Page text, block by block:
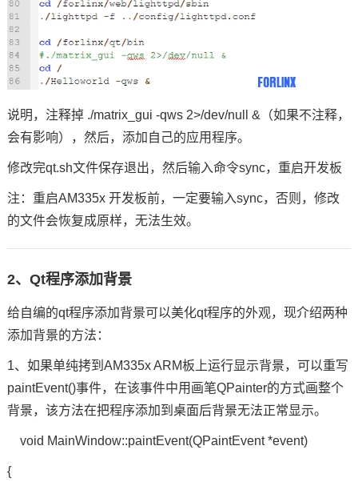
说明，注释掉 ./matrix_gui -qws 2>/dev/null &（如果不注释，
会有影响），然后，添加自己的应用程序。
修改完qt.sh文件保存退出，然后输入命令sync，重启开发板
注：重启AM335x 开发板前，一定要输入sync，否则，修改
的文件会恢复成原样，无法生效。
2、Qt程序添加背景
给自编的qt程序添加背景可以美化qt程序的外观，现介绍两种
添加背景的方法：
1、如果单纯拷到AM335x ARM板上运行显示背景，可以重写
paintEvent()事件，在该事件中用画笔QPainter的方式画整个
背景，该方法在把程序添加到桌面后背景无法正常显示。
void MainWindow::paintEvent(QPaintEvent *event)
{